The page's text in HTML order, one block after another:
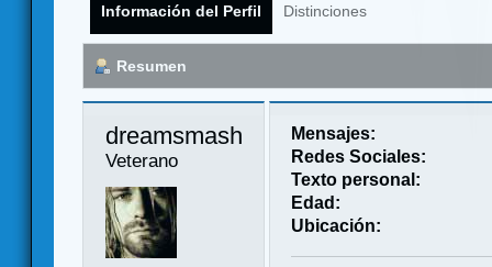
Información del Perfil Distinciones
Resumen
Veterano
Mensajes:
Redes Sociales:
Texto personal:
Edad:
Ubicación: